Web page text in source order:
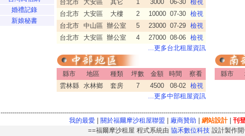
婚禮記錄
新娘秘書
台北市
大安區 其它 1 3000 06-30
檢視
台北市
大安區 大樓 2 10000 07-30
檢視
台北市
中山區 辦公室 5 23000 07-29
檢視
台北市
大安區 辦公室 4 27000 08-06 檢視
...更多台北租屋資訊
縣市 地區 種類 坪數 金額 時間
察看
雲林縣
水林鄉 套房 7 4500 08-02 檢視
縣市
...更多中部租屋資訊
我的最愛| 關於福爾摩沙租屋聯盟 廠商贊助 網站設計| 刊
==福爾摩沙租屋 程式系統由 協禾數位科技設計製作開